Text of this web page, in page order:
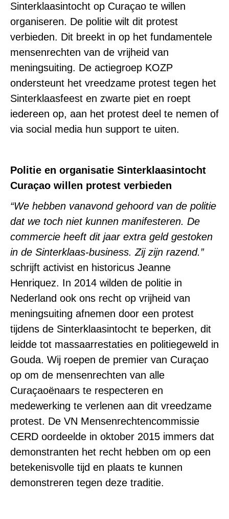
Sinterklaasintocht op Curaçao te willen
organiseren. De politie wilt dit protest
verbieden. Dit breekt in op het fundamentele
mensenrechten van de vrijheid van
meningsuiting. De actiegroep KOZP
ondersteunt het vreedzame protest tegen het
Sinterklaasfeest en zwarte piet en roept
iedereen op, aan het protest deel te nemen of
via social media hun support te uiten.
Politie en organisatie Sinterklaasintocht
Curaçao willen protest verbieden
“We hebben vanavond gehoord van de politie
dat we toch niet kunnen manifesteren. De
commercie heeft dit jaar extra geld gestoken
in de Sinterklaas-business. Zij zijn razend.”
schrijft activist en historicus Jeanne
Henriquez. In 2014 wilden de politie in
Nederland ook ons recht op vrijheid van
meningsuiting afnemen door een protest
tijdens de Sinterklaasintocht te beperken, dit
leidde tot massaarrestaties en politiegeweld in
Gouda. Wij roepen de premier van Curaçao
op om de mensenrechten van alle
Curaçaoënaars te respecteren en
medewerking te verlenen aan dit vreedzame
protest. De VN Mensenrechtencommissie
CERD oordeelde in oktober 2015 immers dat
demonstranten het recht hebben om op een
betekenisvolle tijd en plaats te kunnen
demonstreren tegen deze traditie.